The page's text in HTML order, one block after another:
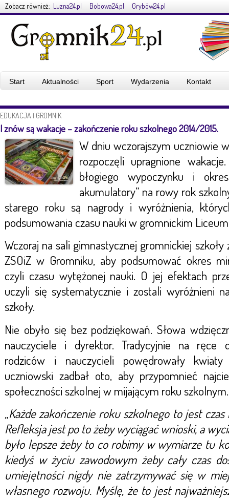
Zobacz również: Luzna24.pl Bobowa24.pl Grybów24.pl
Start Aktualności Sport Wydarzenia Kontakt
EDUKACJA | GROMNIK
I znów są wakacje – zakończenie roku szkolnego 2014/2015.
W dniu wczorajszym uczniowie
rozpoczęli upragnione
błogiego wypoczynku i
akumulatory” na rowy rok
starego roku są nagrody i wyróżnienia,
podsumowania czasu nauki w gromnickim
Wczoraj na sali gimnastycznej gromnickiej
ZSOiZ w Gromniku, aby podsumować okres
czyli czasu wytężonej nauki. O jej efektach
uczyli się systematycznie i zostali wyróżnieni
szkoły.
Nie obyło się bez podziękowań. Słowa
nauczyciele i dyrektor. Tradycyjnie na ręce
rodziców i nauczycieli powędrowały
uczniowski zadbał oto, aby przypomnieć
społeczności szkolnej w mijającym roku szkolnym.
„Każde zakończenie roku szkolnego to jest
Refleksja jest po to żeby wyciągać wnioski, a
było lepsze żeby to co robimy w wymiarze tu
kiedyś w życiu zawodowym żeby cały czas
umiejętności nigdy nie zatrzymywać się w
własnego rozwoju. Myślę, że to jest